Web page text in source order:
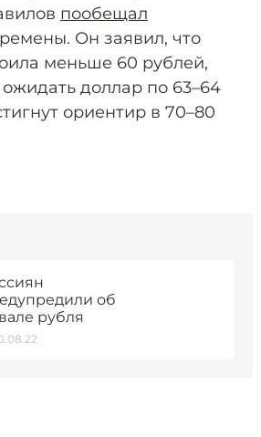
пообещал
Он заявил, что
меньше 60 рублей,
доллар по 63–64
ориентир в 70–80
об
рубля